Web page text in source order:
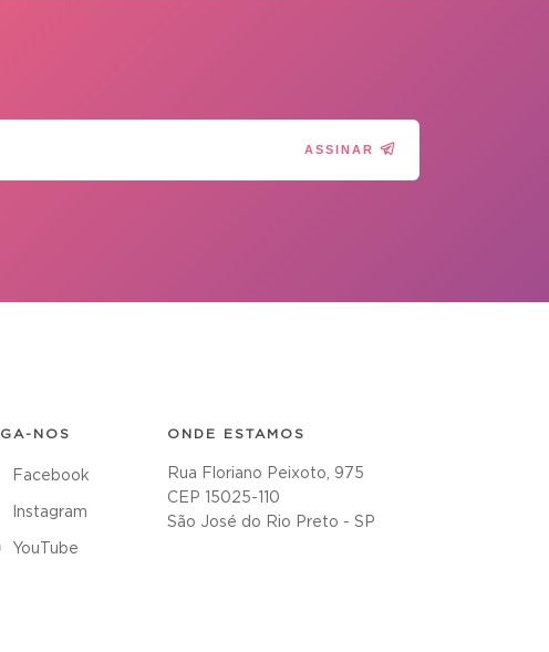
ASSINAR
NOS
Facebook
Instagram
YouTube
ONDE ESTAMOS
Rua Floriano Peixoto, 975
CEP 15025-110
São José do Rio Preto - SP